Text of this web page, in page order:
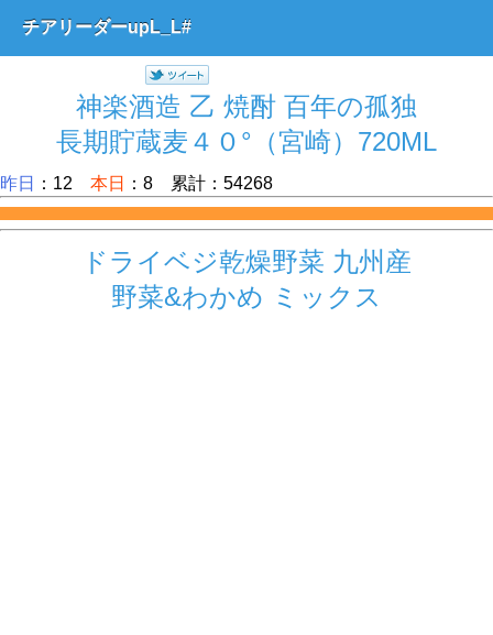
チアリーダーupL_L#
神楽酒造 乙 焼酎 百年の孤独
長期貯蔵麦４０°（宮崎）720ML
昨日 ：12 本日 ：8 累計：54268
ドライベジ乾燥野菜 九州産
野菜&わかめ ミックス